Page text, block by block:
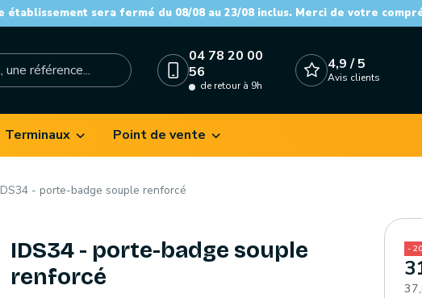
sera fermé du 08/08 au 23/08 inclus. Merci de votre
04 78 20 00
56
de retour à 9h
4,9 / 5
Avis clients
Terminaux Point de vente
- porte-badge souple renforcé
IDS34 - porte-badge souple
renforcé
-